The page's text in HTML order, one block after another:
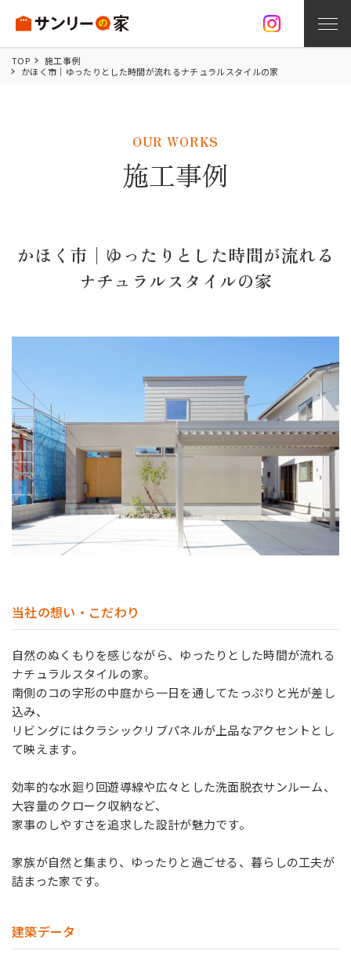
TOP
施工事例
かほく市│ゆったりとした時間が流れるナチュラルスタイルの家
OUR WORKS
施工事例
かほく市│ゆったりとした時間が流れる
ナチュラルスタイルの家
当社の想い・こだわり
自然のぬくもりを感じながら、ゆったりとした時間が流れる
ナチュラルスタイルの家。
南側のコの字形の中庭から一日を通してたっぷりと光が差し
込み、
リビングにはクラシックリブパネルが上品なアクセントとし
て映えます。
効率的な水廻り回遊導線や広々とした洗面脱衣サンルーム、
大容量のクローク収納など、
家事のしやすさを追求した設計が魅力です。
家族が自然と集まり、ゆったりと過ごせる、暮らしの工夫が
詰まった家です。
建築データ
施工事例
リフォーム
お客様の声
採用情報